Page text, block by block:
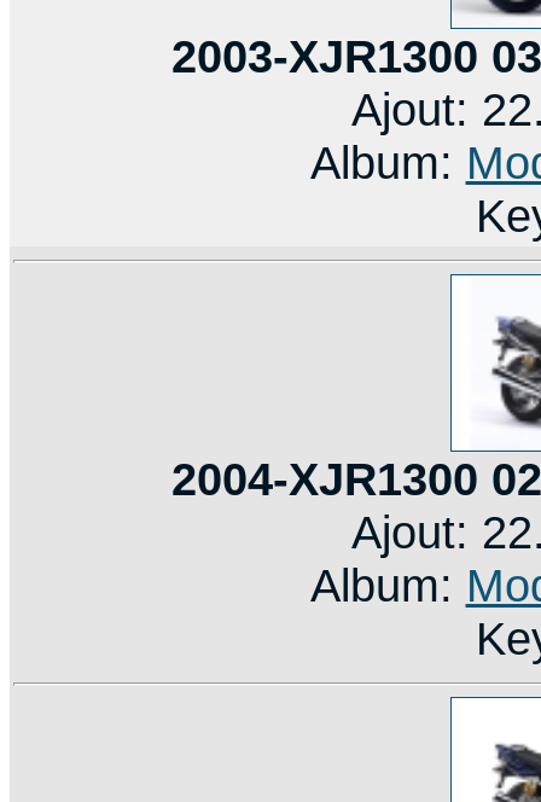
2003-XJR1300
Ajout:
Album:
2004-XJR1300
Ajout:
Album: